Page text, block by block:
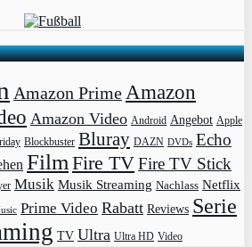
Amazon PrimeAmazon
Amazon Video Android Angebot Apple
Blockbuster Bluray DAZN DVDs Echo
FilmFire TVFire TV Stick
Musik Musik Streaming Nachlass Netflix
Prime Video Rabatt Reviews Serie
TV Ultra Ultra HD Video